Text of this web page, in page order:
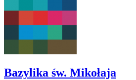
Bazylika św. Mikołaja